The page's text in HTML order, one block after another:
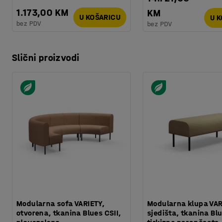
1.173,00 KM
bez PDV
U KOŠARICU
KM
bez PDV
U
Slični proizvodi
Modularna sofa VARIETY,
otvorena, tkanina Blues CSII,
Modularna klupa
sjedišta, tkanina